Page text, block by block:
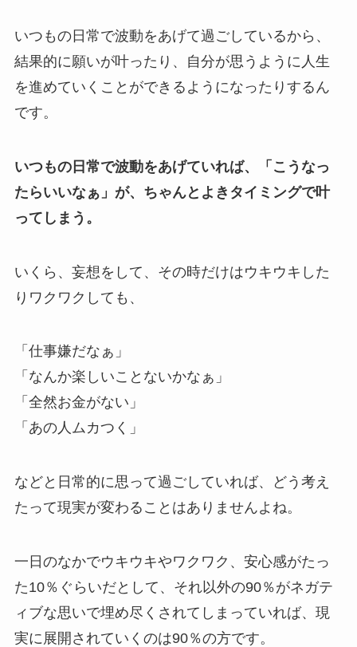
いつもの日常で波動をあげて過ごしているから、
結果的に願いが叶ったり、自分が思うように人生
を進めていくことができるようになったりするん
です。
いつもの日常で波動をあげていれば、「こうなっ
たらいいなぁ」が、ちゃんとよきタイミングで叶
ってしまう。
いくら、妄想をして、その時だけはウキウキした
りワクワクしても、
「仕事嫌だなぁ」
「なんか楽しいことないかなぁ」
「全然お金がない」
「あの人ムカつく」
などと日常的に思って過ごしていれば、どう考え
たって現実が変わることはありませんよね。
一日のなかでウキウキやワクワク、安心感がたっ
た10％ぐらいだとして、それ以外の90％がネガテ
ィブな思いで埋め尽くされてしまっていれば、現
実に展開されていくのは90％の方です。